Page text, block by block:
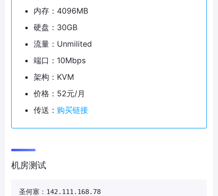
内存：4096MB
硬盘：30GB
流量：Unmilited
端口：10Mbps
架构：KVM
价格：52元/月
传送： 购买链接
机房测试
圣何塞：142.111.168.78